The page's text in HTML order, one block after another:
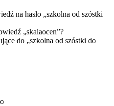
na hasło „szkolna od szóstki
„skalaocen”?
do „szkolna od szóstki do